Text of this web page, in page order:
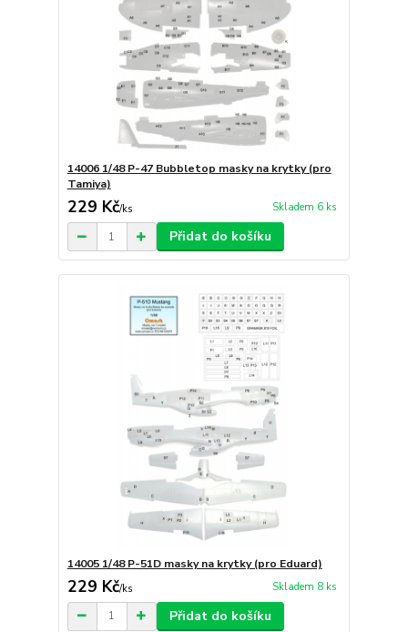
14006 1/48 P-47 Bubbletop masky na krytky (pro
Tamiya)
229 Kč/ks Skladem 6 ks
Přidat do košíku
14005 1/48 P-51D masky na krytky (pro Eduard)
229 Kč/ks Skladem 8 ks
Přidat do košíku